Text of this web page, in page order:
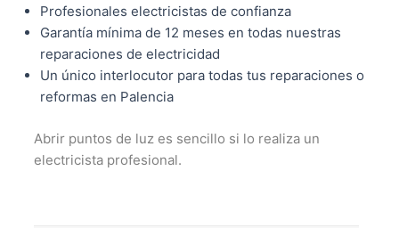
Profesionales electricistas de confianza
Garantía mínima de 12 meses en todas nuestras
reparaciones de electricidad
Un único interlocutor para todas tus reparaciones o
reformas en Palencia
Abrir puntos de luz es sencillo si lo realiza un
electricista profesional.